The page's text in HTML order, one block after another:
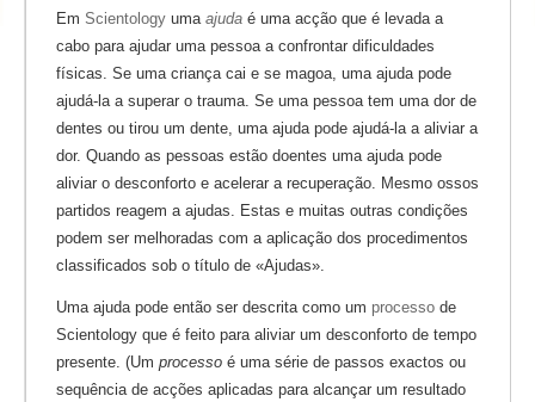
Em Scientology uma ajuda é uma acção que é levada a
cabo para ajudar uma pessoa a confrontar dificuldades
físicas. Se uma criança cai e se magoa, uma ajuda pode
ajudá-la a superar o trauma. Se uma pessoa tem uma dor de
dentes ou tirou um dente, uma ajuda pode ajudá-la a aliviar a
dor. Quando as pessoas estão doentes uma ajuda pode
aliviar o desconforto e acelerar a recuperação. Mesmo ossos
partidos reagem a ajudas. Estas e muitas outras condições
podem ser melhoradas com a aplicação dos procedimentos
classificados sob o título de «Ajudas».
Uma ajuda pode então ser descrita como um processo de
Scientology que é feito para aliviar um desconforto de tempo
presente. (Um processo é uma série de passos exactos ou
sequência de acções aplicadas para alcançar um resultado